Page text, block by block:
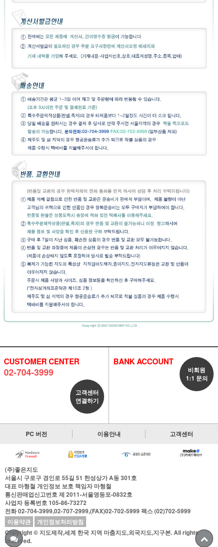
CUSTOMER CENTER
02-704-3999
고객센터
연결하기
BANK ACCOUNT
비회원
1:1 문의
PC 버전 이용안내 고객센터
(주)좋은지도
서울시 구로구 경인로 55길 51 한성상가 A동 301호
대표 마형철 개인정보 보호 책임자마형철
통신판매업신고번호제 2011-서울영등포-0832호
사업자 등록번호105-86-73272
전화02-704-3999,02-707-2999,(FAX)02-702-5999팩스(02)702-5999
이용약관
개인정보처리방침
Copyright © 지도제작,세계 한국 지역 마춤지도,외국지도,지구본. All rights
reserved.